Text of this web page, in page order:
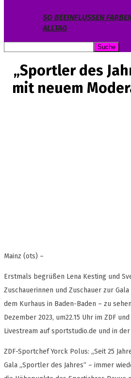
SO BEEINFLUSSEN
ALLTAG
„Sportler des
mit neuem
Mainz (ots) –
Erstmals begrüßen Lena Kesting und
Zuschauerinnen und Zuschauer zur
dem Kurhaus in Baden-Baden – zu
Dezember 2023, um22.15 Uhr im ZDF
Livestream auf sportstudio.de und in der
ZDF-Sportchef Yorck Polus: „Seit 25
Gala „Sportler des Jahres“ – immer